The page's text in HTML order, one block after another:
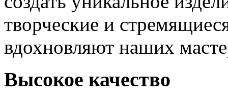
творческие и
вдохновляют наших
Высокое качество